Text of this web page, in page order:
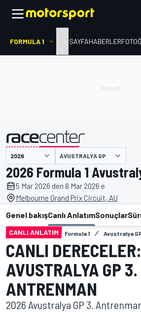
FORMULA 1 ANA SAYFAHABERLER
tarafından sunulmuştur
AVUSTRALYA GP
2026 Formula 1
5 Mar 2026 den 8 Mar 2026 e
Melbourne Grand Prix Circuit, AU
Genel bakışCanlı AnlatımSonuçlar
CANLI ANLATIM Formula 1 Avustralya
CANLI DERECELER:
AVUSTRALYA GP 3.
ANTRENMAN
2026 Avustralya GP 3.